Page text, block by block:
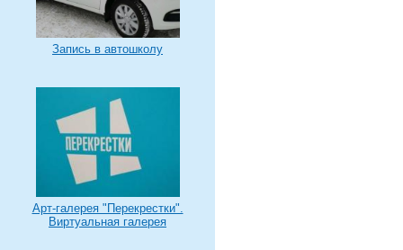
Запись в автошколу
Арт-галерея "Перекрестки".
Виртуальная галерея